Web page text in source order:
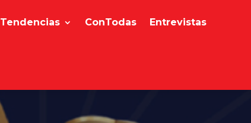
Tendencias ConTodas Entrevistas